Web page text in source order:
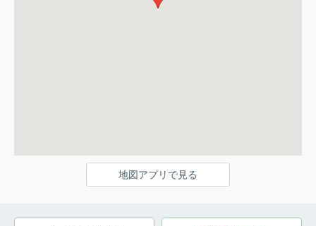
地図アプリで見る